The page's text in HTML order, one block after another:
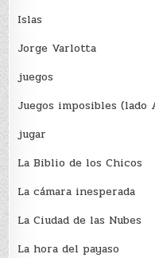
Islas
Jorge Varlotta
juegos
Juegos imposibles (lado
jugar
La Biblio de los Chicos
La cámara inesperada
La Ciudad de las Nubes
La hora del payaso